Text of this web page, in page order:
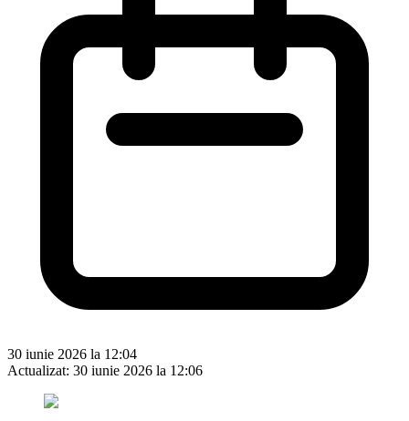
30 iunie 2026 la 12:04
Actualizat: 30 iunie 2026 la 12:06